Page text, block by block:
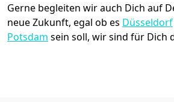
Gerne begleiten wir auch Dich auf
neue Zukunft, egal ob es Düsseldorf
Potsdam sein soll, wir sind für Dich